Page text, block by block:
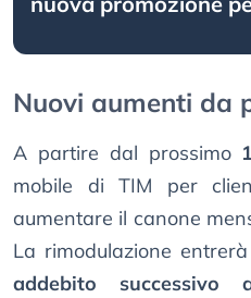
Nuovi aumenti da
A partire dal prossimo
mobile di TIM per
aumentare il canone
La rimodulazione
addebito successivo